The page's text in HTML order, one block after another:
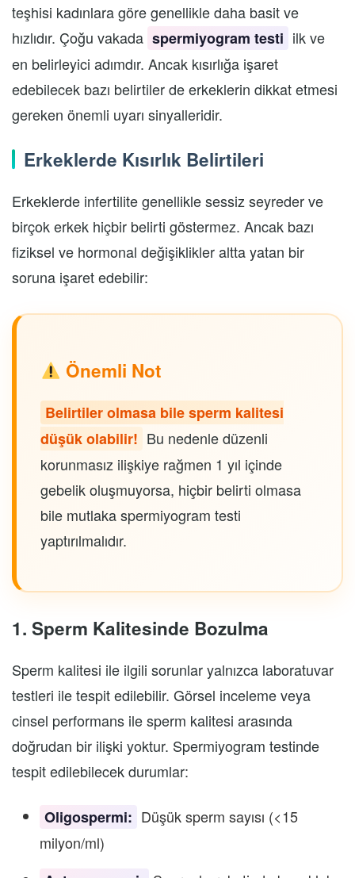
teşhisi kadınlara göre genellikle daha basit ve
hızlıdır. Çoğu vakada spermiyogram testi ilk ve
en belirleyici adımdır. Ancak kısırlığa işaret
edebilecek bazı belirtiler de erkeklerin dikkat etmesi
gereken önemli uyarı sinyalleridir.
Erkeklerde Kısırlık Belirtileri
Erkeklerde infertilite genellikle sessiz seyreder ve
birçok erkek hiçbir belirti göstermez. Ancak bazı
fiziksel ve hormonal değişiklikler altta yatan bir
soruna işaret edebilir:
Önemli Not
Belirtiler olmasa bile sperm kalitesi
düşük olabilir! Bu nedenle düzenli
korunmasız ilişkiye rağmen 1 yıl içinde
gebelik oluşmuyorsa, hiçbir belirti olmasa
bile mutlaka spermiyogram testi
yaptırılmalıdır.
1. Sperm Kalitesinde Bozulma
Sperm kalitesi ile ilgili sorunlar yalnızca laboratuvar
testleri ile tespit edilebilir. Görsel inceleme veya
cinsel performans ile sperm kalitesi arasında
doğrudan bir ilişki yoktur. Spermiyogram testinde
tespit edilebilecek durumlar:
Oligospermi: Düşük sperm sayısı (<15
milyon/ml)